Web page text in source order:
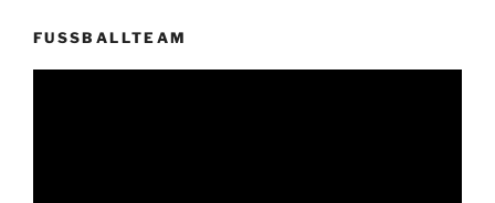
FUSSBALLTEAM